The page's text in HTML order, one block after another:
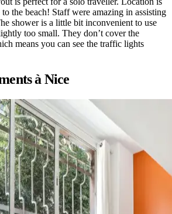
to the beach! Staff were amazing in assisting
shower is a little bit inconvenient to use
too small. They don’t cover the
means you can see the traffic lights
à Nice